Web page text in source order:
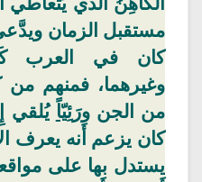
مستقبل الزمان
كان في العرب
وغيرهما، فمنهم من
من الجن ورَئِيّا يُلقي
كان يزعم أَنه يعرف
يستدل بها على